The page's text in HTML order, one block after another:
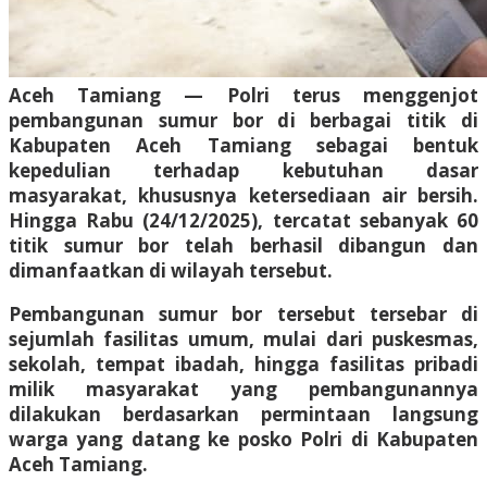
Aceh Tamiang — Polri terus menggenjot
pembangunan sumur bor di berbagai titik di
Kabupaten Aceh Tamiang sebagai bentuk
kepedulian terhadap kebutuhan dasar
masyarakat, khususnya ketersediaan air bersih.
Hingga Rabu (24/12/2025), tercatat sebanyak 60
titik sumur bor telah berhasil dibangun dan
dimanfaatkan di wilayah tersebut.
Pembangunan sumur bor tersebut tersebar di
sejumlah fasilitas umum, mulai dari puskesmas,
sekolah, tempat ibadah, hingga fasilitas pribadi
milik masyarakat yang pembangunannya
dilakukan berdasarkan permintaan langsung
warga yang datang ke posko Polri di Kabupaten
Aceh Tamiang.